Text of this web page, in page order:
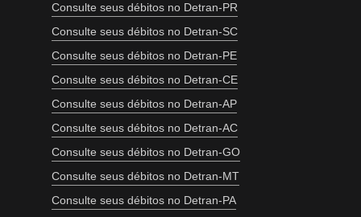
Consulte seus débitos no Detran-PR
Consulte seus débitos no Detran-SC
Consulte seus débitos no Detran-PE
Consulte seus débitos no Detran-CE
Consulte seus débitos no Detran-AP
Consulte seus débitos no Detran-AC
Consulte seus débitos no Detran-GO
Consulte seus débitos no Detran-MT
Consulte seus débitos no Detran-PA